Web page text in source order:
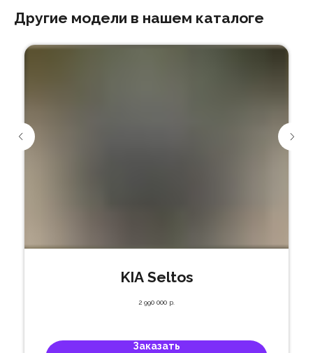
Другие модели в нашем каталоге
KIA Seltos
2 990 000 р.
Заказать